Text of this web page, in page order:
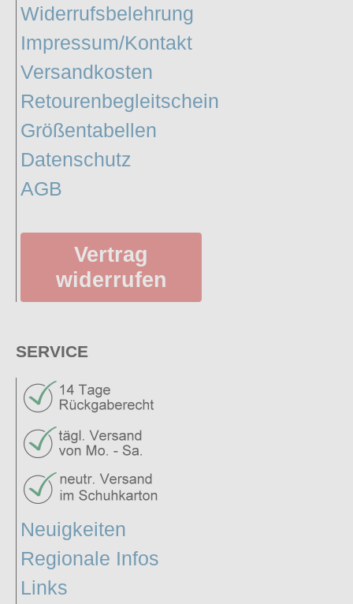
Widerrufsbelehrung
Impressum/Kontakt
Versandkosten
Retourenbegleitschein
Größentabellen
Datenschutz
AGB
Vertrag
widerrufen
SERVICE
Neuigkeiten
Regionale Infos
Links